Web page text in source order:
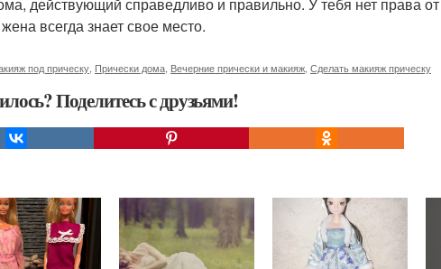
всегда знает свое место.
под прическу Прически дома Вечерние прически и макияж Сделать макияж прическу
Поделитесь с друзьями!